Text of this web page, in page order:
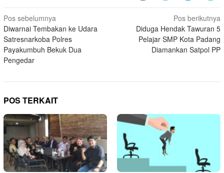
Navigasi
pos
Pos sebelumnya
Diwarnai Tembakan ke Udara
Satresnarkoba Polres
Payakumbuh Bekuk Dua
Pengedar
Pos berikutnya
Diduga Hendak Tawuran 5
Pelajar SMP Kota Padang
Diamankan Satpol PP
POS TERKAIT